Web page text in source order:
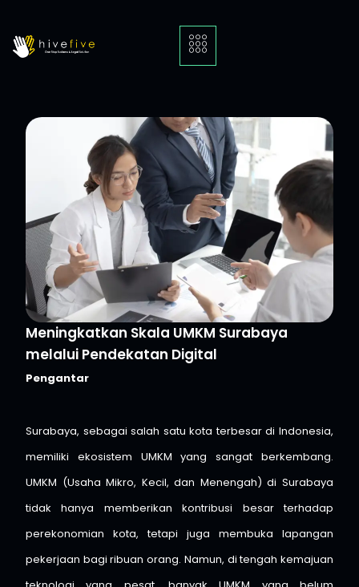
Meningkatkan Skala UMKM Surabaya
melalui Pendekatan Digital
Pengantar
Surabaya, sebagai salah satu kota terbesar di Indonesia,
memiliki ekosistem UMKM yang sangat berkembang.
UMKM (Usaha Mikro, Kecil, dan Menengah) di Surabaya
tidak hanya memberikan kontribusi besar terhadap
perekonomian kota, tetapi juga membuka lapangan
pekerjaan bagi ribuan orang. Namun, di tengah kemajuan